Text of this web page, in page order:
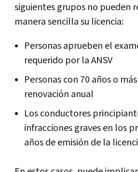
siguientes grupos no pueden
manera sencilla su licencia:
Personas aprueben el
requerido por la ANSV
Personas con 70 años o
renovación anual
Los conductores
infracciones graves en los
años de emisión de la